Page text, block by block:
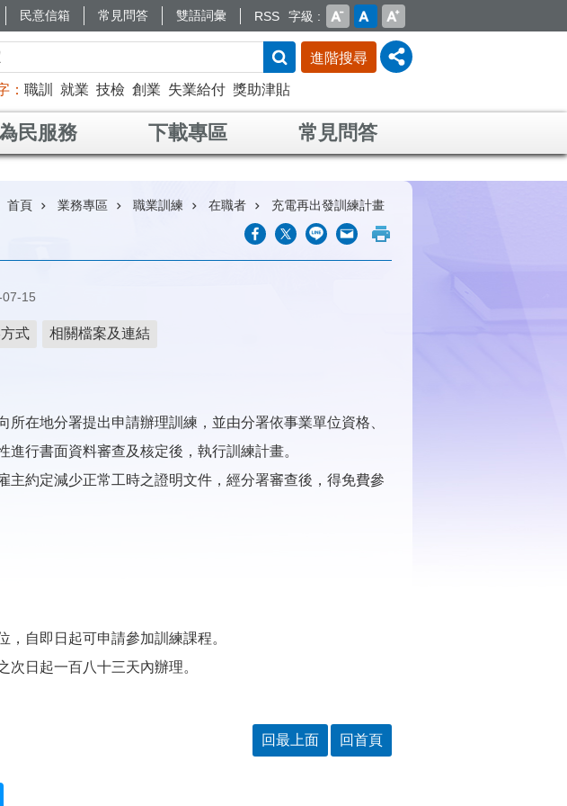
民意信箱 常見問答 雙語詞彙 RSS 字級
進階搜尋
職訓 就業 技檢 創業 失業給付 獎助津貼
民服務 下載專區 常見問答
首頁 業務專區 職業訓練 在職者 充電再出發訓練計畫
15
式 相關檔案及連結
所在地分署提出申請辦理訓練，並由分署依事業單位資格、
進行書面資料審查及核定後，執行訓練計畫。
主約定減少正常工時之證明文件，經分署審查後，得免費參
自即日起可申請參加訓練課程。​
日起一百八十三天內辦理。
回最上面 回首頁